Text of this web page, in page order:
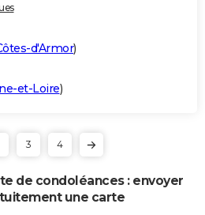
d'Armor)
et-Loire)
3 4
de condoléances : envoyer
une carte